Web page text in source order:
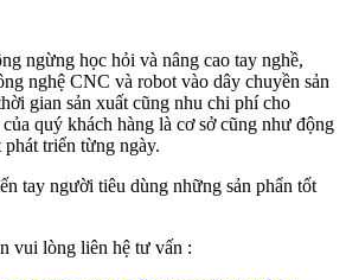
ngừng học hỏi và nâng cao tay nghề,
nghệ CNC và robot vào dây chuyền sản
gian sản xuất cũng nhu chi phí cho
quý khách hàng là cơ sở cũng như động
triển từng ngày.
tay người tiêu dùng những sản phẩn tốt
vui lòng liên hệ tư vấn :